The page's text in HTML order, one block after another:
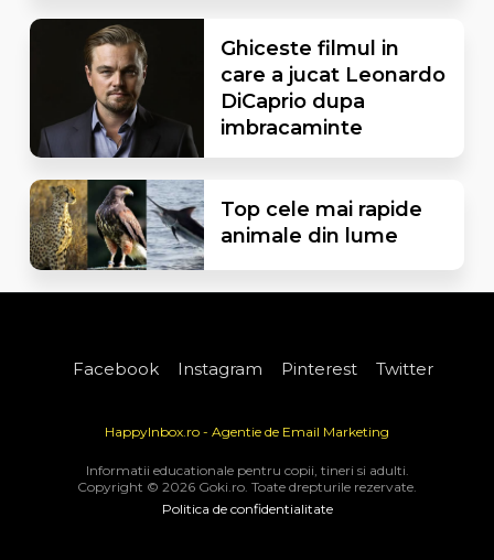
Ghiceste filmul in
care a jucat Leonardo
DiCaprio dupa
imbracaminte
Top cele mai rapide
animale din lume
Facebook Instagram Pinterest Twitter
HappyInbox.ro - Agentie de Email Marketing
Informatii educationale pentru copii, tineri si adulti.
Copyright © 2026 Goki.ro. Toate drepturile rezervate.
Politica de confidentialitate